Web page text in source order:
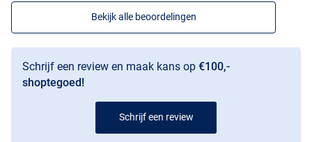
Bekijk alle beoordelingen
Schrijf een review en maak kans op €100,-
shoptegoed!
Schrijf een review